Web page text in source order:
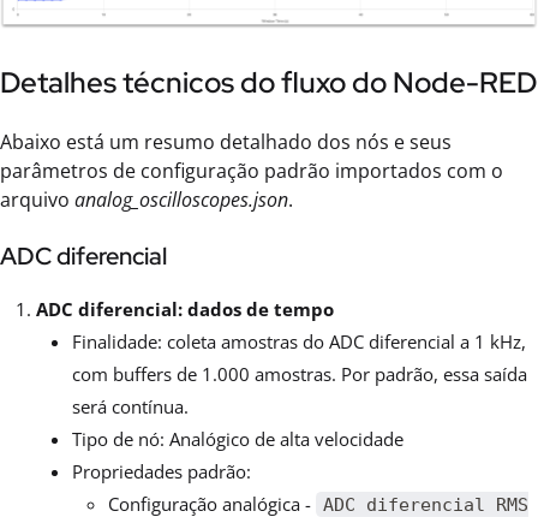
Detalhes técnicos do fluxo do Node-RED
Abaixo está um resumo detalhado dos nós e seus
parâmetros de configuração padrão importados com o
arquivo analog_oscilloscopes.json.
ADC diferencial
ADC diferencial: dados de tempo
Finalidade: coleta amostras do ADC diferencial a 1 kHz,
com buffers de 1.000 amostras. Por padrão, essa saída
será contínua.
Tipo de nó: Analógico de alta velocidade
Propriedades padrão:
Configuração analógica - ADC diferencial RMS